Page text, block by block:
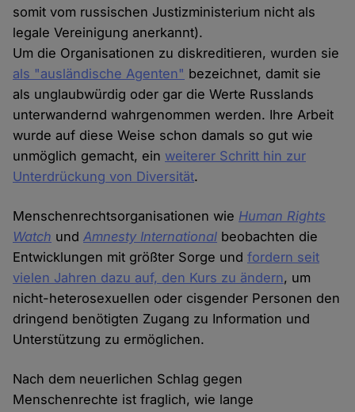
somit vom russischen Justizministerium nicht als
legale Vereinigung anerkannt).
Um die Organisationen zu diskreditieren, wurden sie
als "ausländische Agenten" bezeichnet, damit sie
als unglaubwürdig oder gar die Werte Russlands
unterwandernd wahrgenommen werden. Ihre Arbeit
wurde auf diese Weise schon damals so gut wie
unmöglich gemacht, ein weiterer Schritt hin zur
Unterdrückung von Diversität.
Menschenrechtsorganisationen wie Human Rights
Watch undAmnesty International beobachten die
Entwicklungen mit größter Sorge undfordern seit
vielen Jahren dazu auf, den Kurs zu ändern, um
nicht-heterosexuellen oder cisgender Personen den
dringend benötigten Zugang zu Information und
Unterstützung zu ermöglichen.
Nach dem neuerlichen Schlag gegen
Menschenrechte ist fraglich, wie lange